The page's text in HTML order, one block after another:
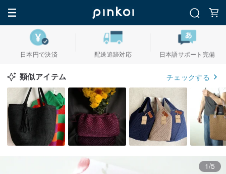
日本円で決済 配送追跡対応 日本語サポート完備
類似アイテム チェックする
1/5